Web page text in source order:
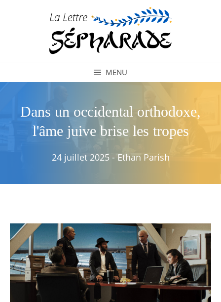
MENU
Dans un occidental orthodoxe,
l'âme juive brise les tropes
24 juillet 2025 - Ethan Parish